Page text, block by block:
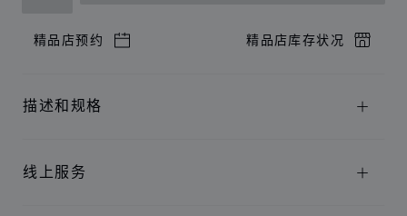
精品店预约 精品店库存状况
描述和规格
线上服务